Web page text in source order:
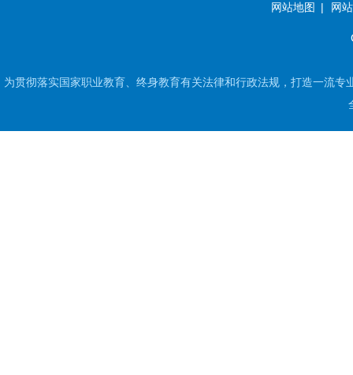
网站地图 网
为贯彻落实国家职业教育、终身教育有关法律和行政法规，打造一流